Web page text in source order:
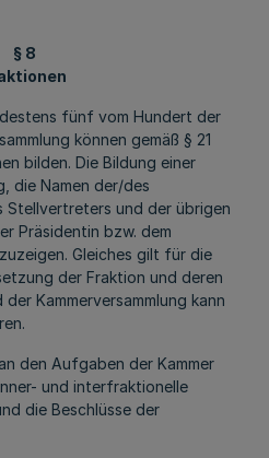
§ 8
fünf vom Hundert der
können gemäß § 21
bilden. Die Bildung einer
die Namen der/des
Stellvertreters und der übrigen
Präsidentin bzw. dem
Gleiches gilt für die
der Fraktion und deren
Kammerversammlung kann
den Aufgaben der Kammer
und interfraktionelle
die Beschlüsse der